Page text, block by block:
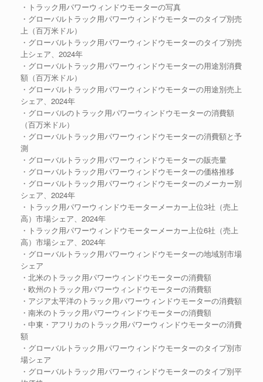
・トラック用パワーウィンドウモーターの写真
・グローバルトラック用パワーウィンドウモーターのタイプ別売
上（百万米ドル）
・グローバルトラック用パワーウィンドウモーターのタイプ別売
上シェア、2024年
・グローバルトラック用パワーウィンドウモーターの用途別消費
額（百万米ドル）
・グローバルトラック用パワーウィンドウモーターの用途別売上
シェア、2024年
・グローバルのトラック用パワーウィンドウモーターの消費額
（百万米ドル）
・グローバルトラック用パワーウィンドウモーターの消費額と予
測
・グローバルトラック用パワーウィンドウモーターの販売量
・グローバルトラック用パワーウィンドウモーターの価格推移
・グローバルトラック用パワーウィンドウモーターのメーカー別
シェア、2024年
・トラック用パワーウィンドウモーターメーカー上位3社（売上
高）市場シェア、2024年
・トラック用パワーウィンドウモーターメーカー上位6社（売上
高）市場シェア、2024年
・グローバルトラック用パワーウィンドウモーターの地域別市場
シェア
・北米のトラック用パワーウィンドウモーターの消費額
・欧州のトラック用パワーウィンドウモーターの消費額
・アジア太平洋のトラック用パワーウィンドウモーターの消費額
・南米のトラック用パワーウィンドウモーターの消費額
・中東・アフリカのトラック用パワーウィンドウモーターの消費
額
・グローバルトラック用パワーウィンドウモーターのタイプ別市
場シェア
・グローバルトラック用パワーウィンドウモーターのタイプ別平